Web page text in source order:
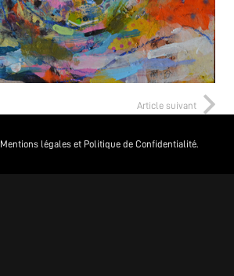
Article suivant
Mentions légales et Politique de Confidentialité.